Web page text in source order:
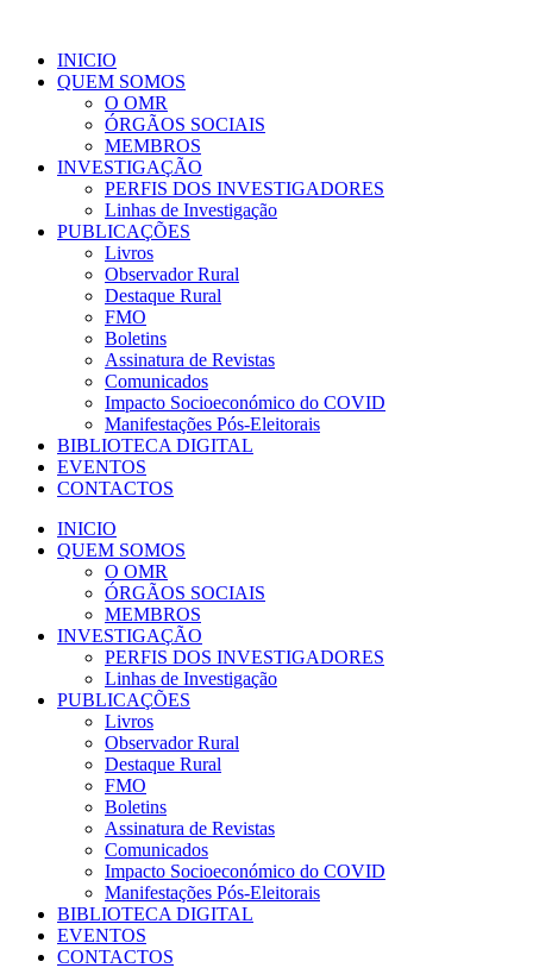
INICIO
QUEM SOMOS
O OMR
ÓRGÃOS SOCIAIS
MEMBROS
INVESTIGAÇÃO
PERFIS DOS INVESTIGADORES
Linhas de Investigação
PUBLICAÇÕES
Livros
Observador Rural
Destaque Rural
FMO
Boletins
Assinatura de Revistas
Comunicados
Impacto Socioeconómico do COVID
Manifestações Pós-Eleitorais
BIBLIOTECA DIGITAL
EVENTOS
CONTACTOS
INICIO
QUEM SOMOS
O OMR
ÓRGÃOS SOCIAIS
MEMBROS
INVESTIGAÇÃO
PERFIS DOS INVESTIGADORES
Linhas de Investigação
PUBLICAÇÕES
Livros
Observador Rural
Destaque Rural
FMO
Boletins
Assinatura de Revistas
Comunicados
Impacto Socioeconómico do COVID
Manifestações Pós-Eleitorais
BIBLIOTECA DIGITAL
EVENTOS
CONTACTOS